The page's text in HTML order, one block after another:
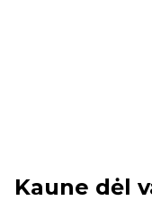
Kaune dėl